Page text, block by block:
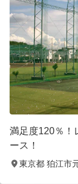
満足度120％！
ース！
東京都 狛江市